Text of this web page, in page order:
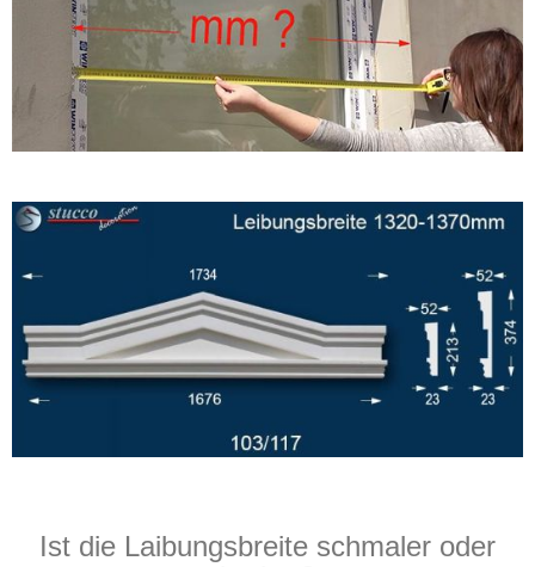
Ist die Laibungsbreite schmaler oder